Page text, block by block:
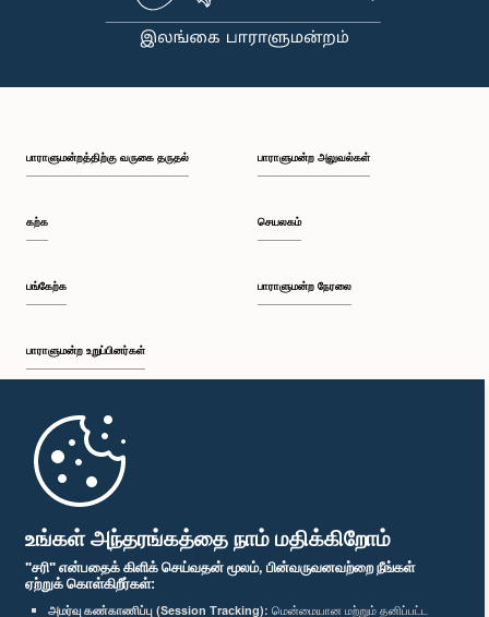
உங்கள் அந்தரங்கத்தை நாம் மதிக்கிறோம்
"சரி" என்பதைக் கிளிக் செய்வதன் மூலம், பின்வருவனவற்றை நீங்கள்
ஏற்றுக் கொள்கிறீர்கள்:
அமர்வு கண்காணிப்பு (Session Tracking): மென்மையான மற்றும் தனிப்பட்ட
பாராளுமன்றத்திற்கு வருகை தருதல்
கற்க
பங்கேற்க
பாராளுமன்ற உறுப்பினர்கள்
முதற்பக்கம்
பாராளுமன்ற அலுவல்கள்
செயலகம்
பாராளுமன்ற நேரலை
பாராளுமன்ற கையடக்க செயலி